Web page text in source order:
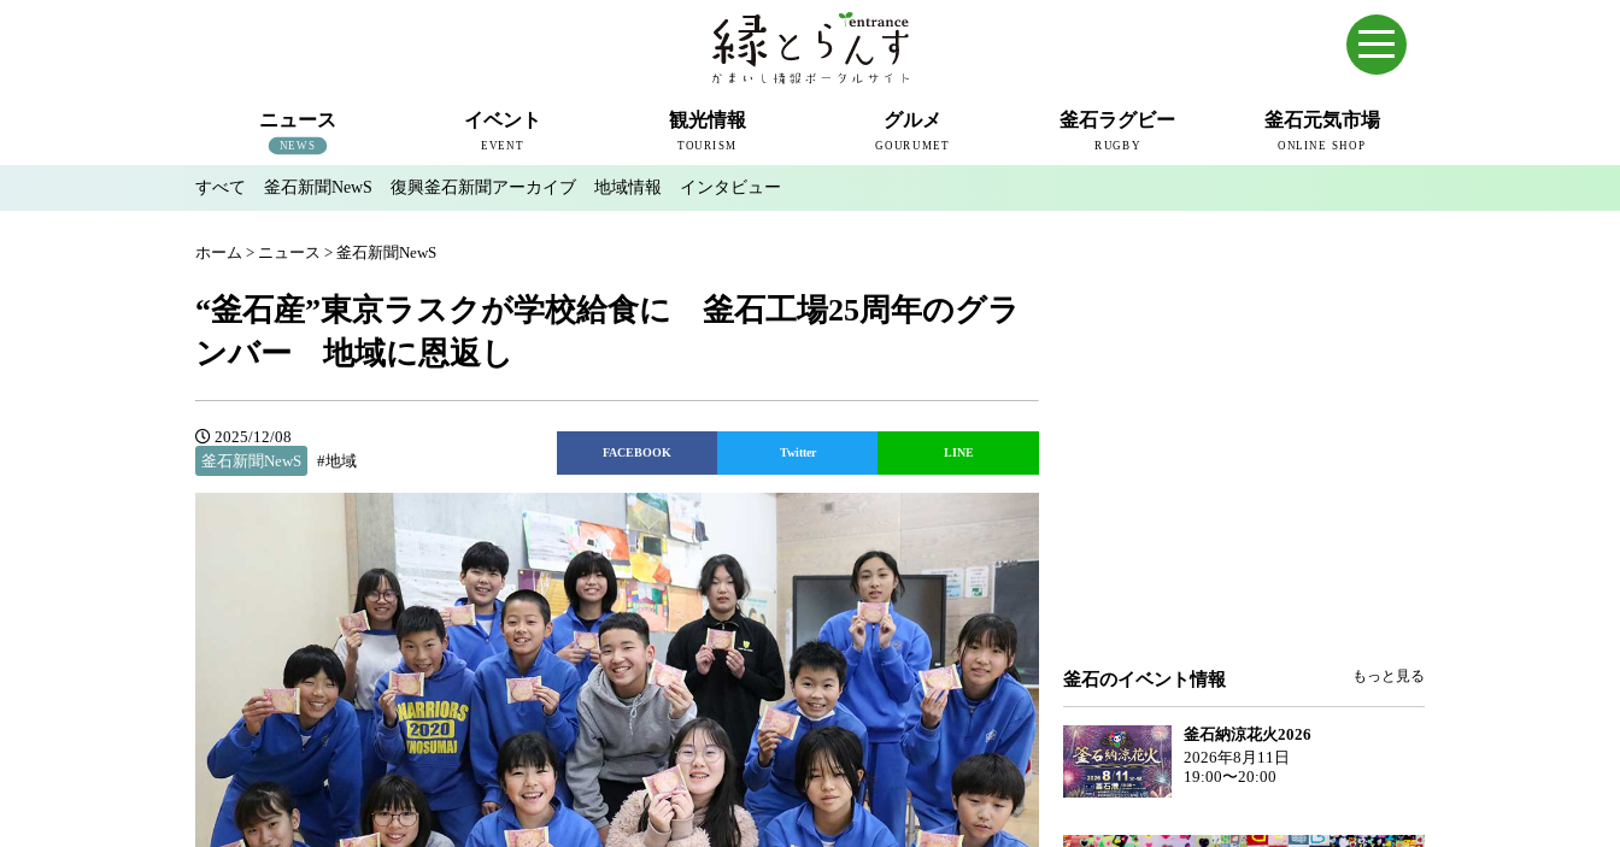
ニュース
NEWS
すべて
釜石新聞NewS
復興釜石新聞アーカイブ
地域情報
インタビュー
イベント
EVENT
釜石のイベント情報
観光情報
TOURISM
近代製鉄発祥の地
観光スポット
宿泊情報
釜石情報交流センター
魚河岸テラス
うのすまい・トモス
根浜シーサイド
SL銀河
三陸鉄道
グルメ
GOURUMET
釜石ラグビー
RUGBY
釜石元気市場
ONLINE SHOP
すべて 釜石新聞NewS 復興釜石新聞アーカイブ 地域情報 インタビュー
ホーム > ニュース > 釜石新聞NewS
“釜石産”東京ラスクが学校給食に 釜石工場25周年のグラ
ンバー 地域に恩返し
2025/12/08
釜石新聞NewS
#地域 FACEBOOK Twitter LINE
釜石のイベント情報 もっと見る
釜石納涼花火2026
2026年8月11日
19:00〜20:00